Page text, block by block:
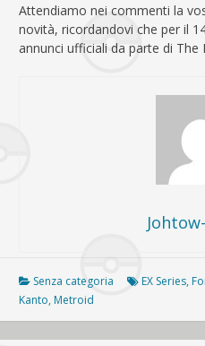
Attendiamo nei commenti la
novità, ricordandovi che per il
annunci ufficiali da parte di The
Senza categoria EX Series,
Kanto, Metroid